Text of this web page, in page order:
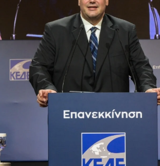
ηλεκτρονική
ψήφος
και
νέα
ψηφοδέλτια